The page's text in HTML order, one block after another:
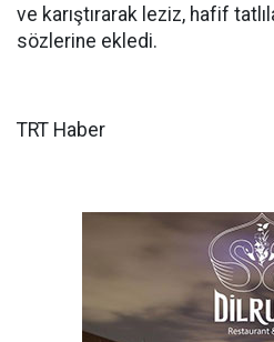
ve karıştırarak leziz, hafif
sözlerine ekledi.
TRT Haber